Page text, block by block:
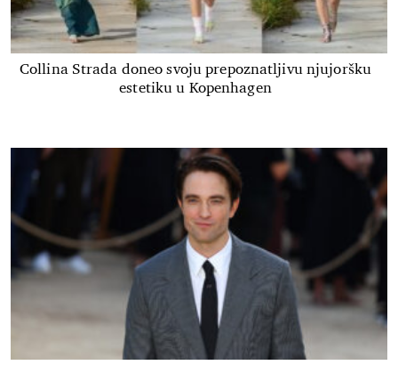
Collina Strada doneo svoju prepoznatljivu njujoršku
estetiku u Kopenhagen